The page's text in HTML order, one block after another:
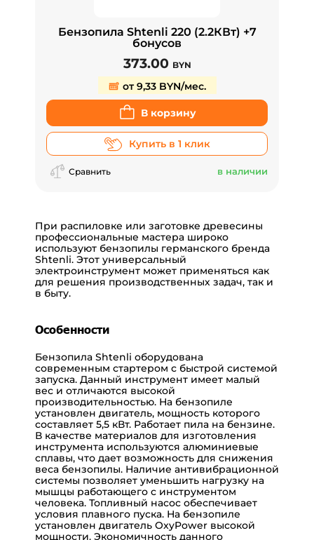
Бензопила Shtenli 220 (2.2КВт) +7
бонусов
373.00 BYN
от 9,33 BYN/мес.
В корзину
Купить в 1 клик
Сравнить в наличии
При распиловке или заготовке древесины
профессиональные мастера широко
используют бензопилы германского бренда
Shtenli. Этот универсальный
электроинструмент может применяться как
для решения производственных задач, так и
в быту.
Особенности
Бензопила Shtenli оборудована
современным стартером с быстрой системой
запуска. Данный инструмент имеет малый
вес и отличаются высокой
производительностью. На бензопиле
установлен двигатель, мощность которого
составляет 5,5 кВт. Работает пила на бензине.
В качестве материалов для изготовления
инструмента используются алюминиевые
сплавы, что дает возможность для снижения
веса бензопилы. Наличие антивибрационной
системы позволяет уменьшить нагрузку на
мышцы работающего с инструментом
человека. Топливный насос обеспечивает
условия плавного пуска. На бензопиле
установлен двигатель OxyPower высокой
мощности. Экономичность данного